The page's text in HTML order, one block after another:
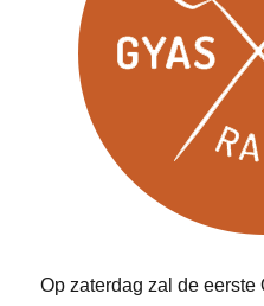
Op zaterdag zal de eerste